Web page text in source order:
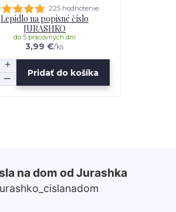
225 hodnotenie
Lepidlo na popisné číslo
JURASHKO
3,99 €/ks
do 5 pracovných dní
Pridať do košíka